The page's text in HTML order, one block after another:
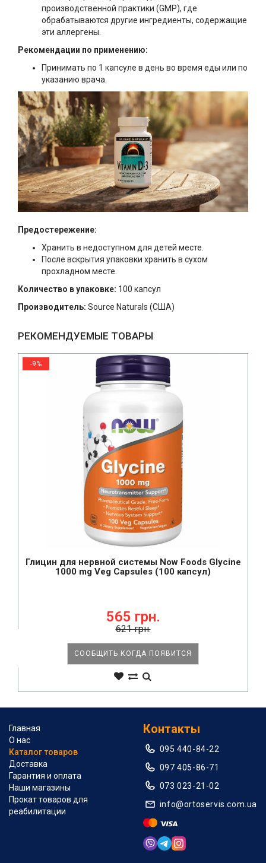
производственной практики (GMP), где
обрабатываются другие ингредиенты, содержащие
эти аллергены.
Рекомендации по применению:
Принимать по 1 капсуле в день во время еды или по
указанию врача.
Предостережение:
Хранить в недоступном для детей месте.
После вскрытия упаковки хранить в сухом
прохладном месте.
Количество в упаковке: 100 капсул
Производитель: Source Naturals (США)
РЕКОМЕНДУЕМЫЕ ТОВАРЫ
-9%
Глицин для нервной системы Now Foods Glycine
1000 mg Veg Capsules (100 капсул)
565 грн.
621 грн.
СООБЩИТЬ КОГДА ПОЯВИТСЯ
Главная
О нас
Каталог товаров
Доставка
Гарантия и оплата
Наши магазины
Прокат товаров для
реабилитации
Контакты
095 440-84-22
097 405-86-71
073 023-21-02
info@ortoservis.com.ua